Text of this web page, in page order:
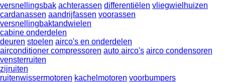
versnellingsbak achterassen differentiëlen vliegwielhuizen
cardanassen aandrijfassen voorassen
versnellingbaktandwielen
cabine onderdelen
deuren stoelen airco's en onderdelen
airconditioner compressoren auto airco's airco condensoren
vensterruiten
zijruiten
ruitenwissermotoren kachelmotoren voorbumpers